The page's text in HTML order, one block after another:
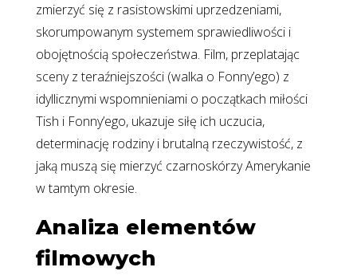
zmierzyć się z rasistowskimi uprzedzeniami,
skorumpowanym systemem sprawiedliwości i
obojętnością społeczeństwa. Film, przeplatając
sceny z teraźniejszości (walka o Fonny’ego) z
idyllicznymi wspomnieniami o początkach miłości
Tish i Fonny’ego, ukazuje siłę ich uczucia,
determinację rodziny i brutalną rzeczywistość, z
jaką muszą się mierzyć czarnoskórzy Amerykanie
w tamtym okresie.
Analiza elementów
filmowych